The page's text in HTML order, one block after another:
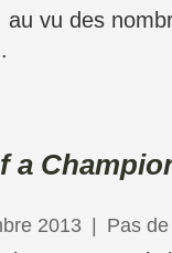
au vu des
a
2013 Pas